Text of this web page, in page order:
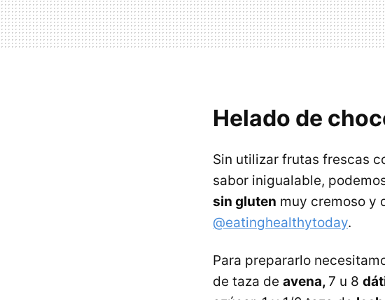
Helado de
Sin utilizar frutas frescas
sabor inigualable,
sin gluten muy cremoso y
@eatinghealthytoday.
Para prepararlo
de taza de avena, 7 u 8